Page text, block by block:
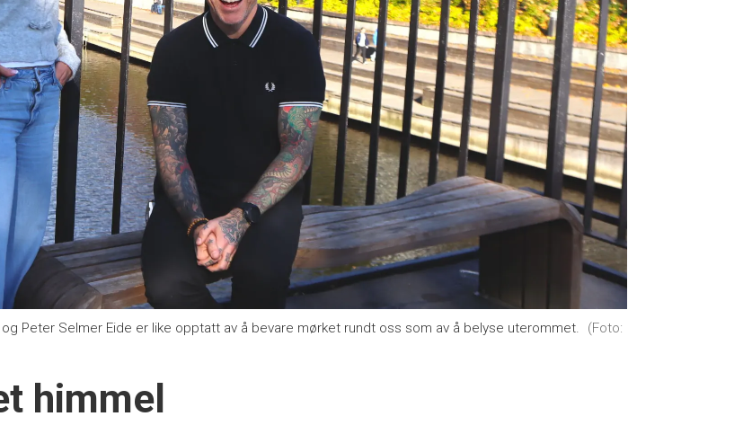
Peter Selmer Eide er like opptatt av å bevare mørket rundt oss som av å belyse uterommet.
(Foto:
himmel